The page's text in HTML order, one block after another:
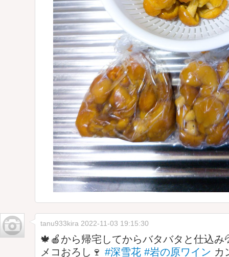
tanu933kira 2022-11-03 19:15:30
🍁🍎から帰宅してからバタバタと仕込
メコおろし🍷 #深雪花 #岩の原ワイン カ